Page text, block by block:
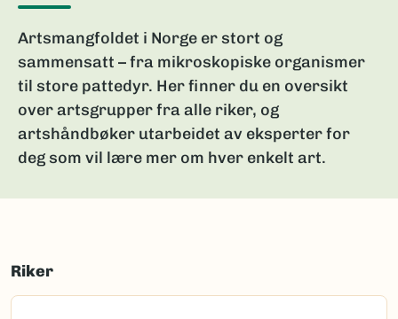
Artsmangfoldet i Norge er stort og
sammensatt – fra mikroskopiske organismer
til store pattedyr. Her finner du en oversikt
over artsgrupper fra alle riker, og
artshåndbøker utarbeidet av eksperter for
deg som vil lære mer om hver enkelt art.
Riker